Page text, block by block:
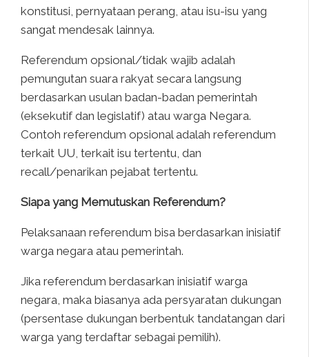
konstitusi, pernyataan perang, atau isu-isu yang
sangat mendesak lainnya.
Referendum opsional/tidak wajib adalah
pemungutan suara rakyat secara langsung
berdasarkan usulan badan-badan pemerintah
(eksekutif dan legislatif) atau warga Negara.
Contoh referendum opsional adalah referendum
terkait UU, terkait isu tertentu, dan
recall/penarikan pejabat tertentu.
Siapa yang Memutuskan Referendum?
Pelaksanaan referendum bisa berdasarkan inisiatif
warga negara atau pemerintah.
Jika referendum berdasarkan inisiatif warga
negara, maka biasanya ada persyaratan dukungan
(persentase dukungan berbentuk tandatangan dari
warga yang terdaftar sebagai pemilih).